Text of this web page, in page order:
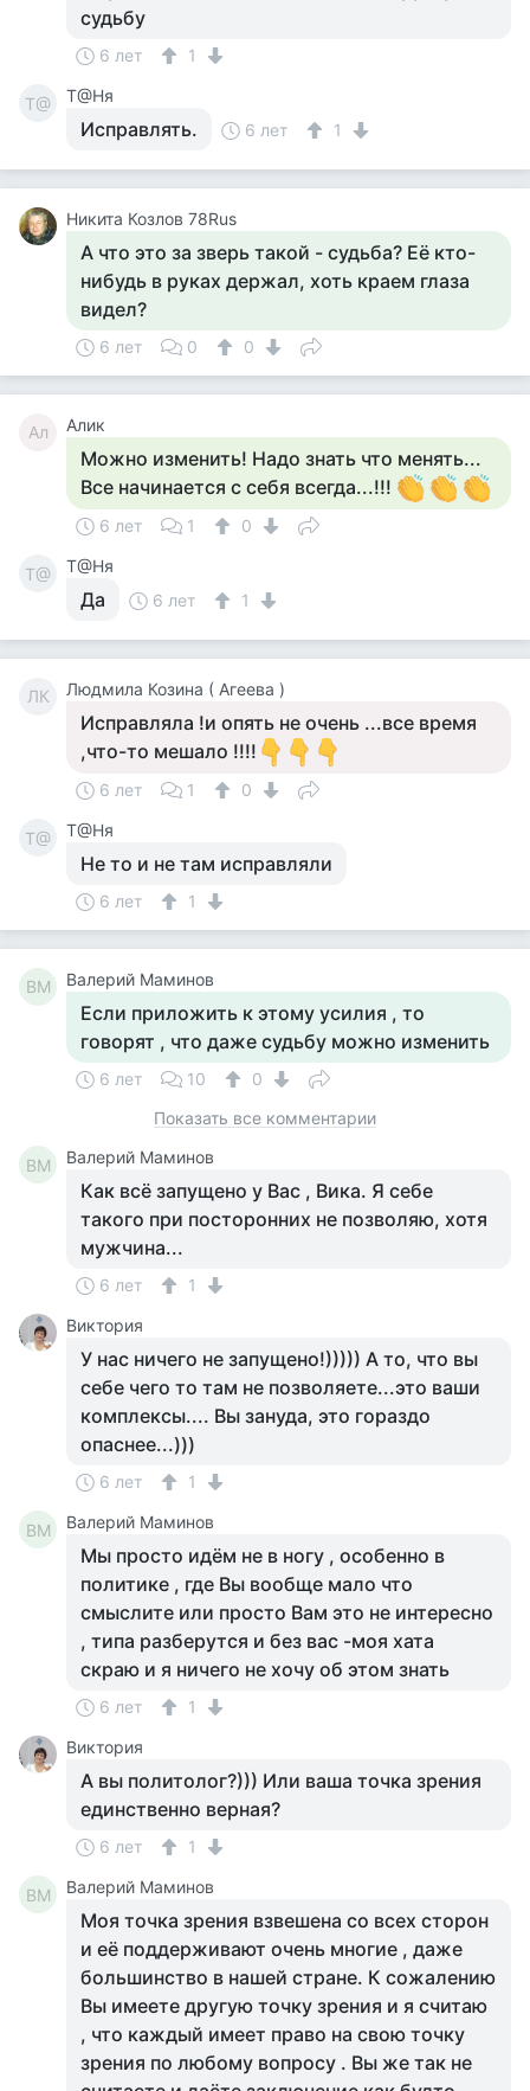
судьбу
6 лет 1
Т@ Т@Ня
Исправлять. 6 лет 1
Никита Козлов 78Rus
А что это за зверь такой - судьба? Её кто-
нибудь в руках держал, хоть краем глаза
видел?
6 лет 0 0
Ал Алик
Можно изменить! Надо знать что менять...
Все начинается с себя всегда...!!!
6 лет 1 0
Т@ Т@Ня
Да 6 лет 1
ЛК Людмила Козина ( Агеева )
Исправляла !и опять не очень ...все время
,что-то мешало !!!!
6 лет 1 0
Т@ Т@Ня
Не то и не там исправляли
6 лет 1
ВМ Валерий Маминов
Если приложить к этому усилия , то
говорят , что даже судьбу можно изменить
6 лет 10
0
Показать все комментарии
ВМ Валерий Маминов
Как всё запущено у Вас , Вика. Я себе
такого при посторонних не позволяю, хотя
мужчина...
6 лет
1
Виктория
У нас ничего не запущено!))))) А то, что вы
себе чего то там не позволяете...это ваши
комплексы.... Вы зануда, это гораздо
опаснее...)))
6 лет 1
ВМ Валерий Маминов
Мы просто идём не в ногу , особенно в
политике , где Вы вообще мало что
смыслите или просто Вам это не интересно
, типа разберутся и без вас -моя хата
скраю и я ничего не хочу об этом знать
6 лет
1
Виктория
А вы политолог?))) Или ваша точка зрения
единственно верная?
6 лет 1
ВМ Валерий Маминов
Моя точка зрения взвешена со всех сторон
и её поддерживают очень многие , даже
большинство в нашей стране. К сожалению
Вы имеете другую точку зрения и я считаю
, что каждый имеет право на свою точку
зрения по любому вопросу . Вы же так не